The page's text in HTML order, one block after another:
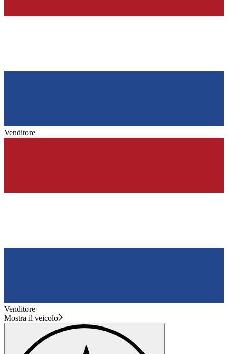
Venditore
Venditore
Mostra il veicolo